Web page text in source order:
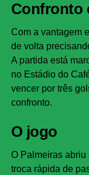
Confronto
Com a vantagem
de volta
A partida está
no Estádio do
vencer por três
confronto.
O jogo
O Palmeiras abriu
troca rápida de